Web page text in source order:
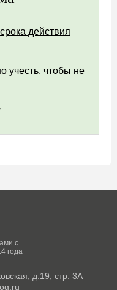
действия
учесть, чтобы не
с
года
д.19, стр. 3А